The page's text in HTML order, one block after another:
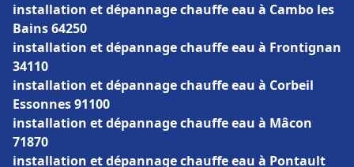
installation et dépannage chauffe eau à Cambo les
Bains 64250
installation et dépannage chauffe eau à Frontignan
34110
installation et dépannage chauffe eau à Corbeil
Essonnes 91100
installation et dépannage chauffe eau à Mâcon
71870
installation et dépannage chauffe eau à Pontault